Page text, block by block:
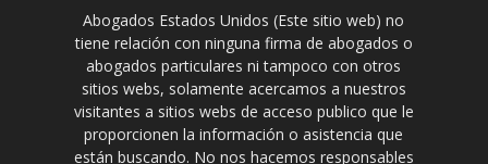
Abogados Estados Unidos (Este sitio web) no
tiene relación con ninguna firma de abogados o
abogados particulares ni tampoco con otros
sitios webs, solamente acercamos a nuestros
visitantes a sitios webs de acceso publico que le
proporcionen la información o asistencia que
están buscando. No nos hacemos responsables